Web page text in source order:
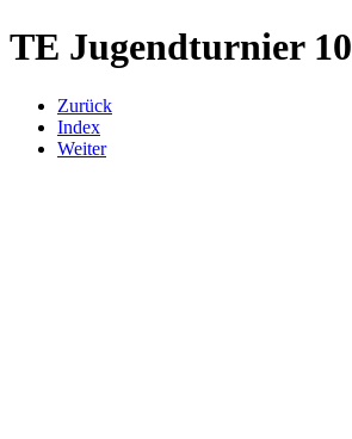
TE Jugendturnier 10
Zurück
Index
Weiter